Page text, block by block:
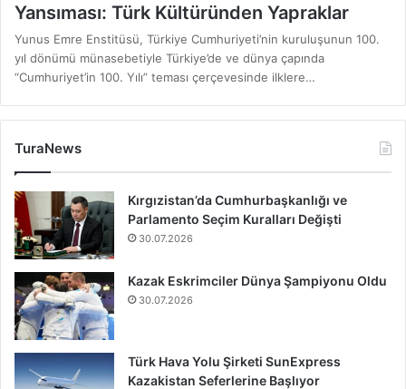
Yansıması: Türk Kültüründen Yapraklar
Yunus Emre Enstitüsü, Türkiye Cumhuriyeti’nin kuruluşunun 100.
yıl dönümü münasebetiyle Türkiye’de ve dünya çapında
“Cumhuriyet’in 100. Yılı” teması çerçevesinde ilklere…
TuraNews
Kırgızistan’da Cumhurbaşkanlığı ve
Parlamento Seçim Kuralları Değişti
30.07.2026
Kazak Eskrimciler Dünya Şampiyonu Oldu
30.07.2026
Türk Hava Yolu Şirketi SunExpress
Kazakistan Seferlerine Başlıyor